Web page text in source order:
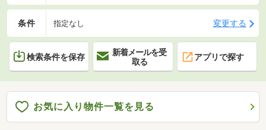
条件 指定なし 変更する
検索条件を保存
新着メールを受
取る
アプリで探す
お気に入り物件一覧を見る